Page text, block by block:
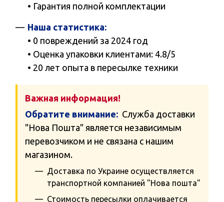
• Гарантия полной комплектации
Наша статистика:
• 0 повреждений за 2024 год
• Оценка упаковки клиентами: 4.8/5
• 20 лет опыта в пересылке техники
Важная информация!
Обратите внимание: Служба доставки
"Нова Пошта" является независимым
перевозчиком и не связана с нашим
магазином.
Доставка по Украине осуществляется
транспортной компанией "Нова пошта"
Стоимость пересылки оплачивается